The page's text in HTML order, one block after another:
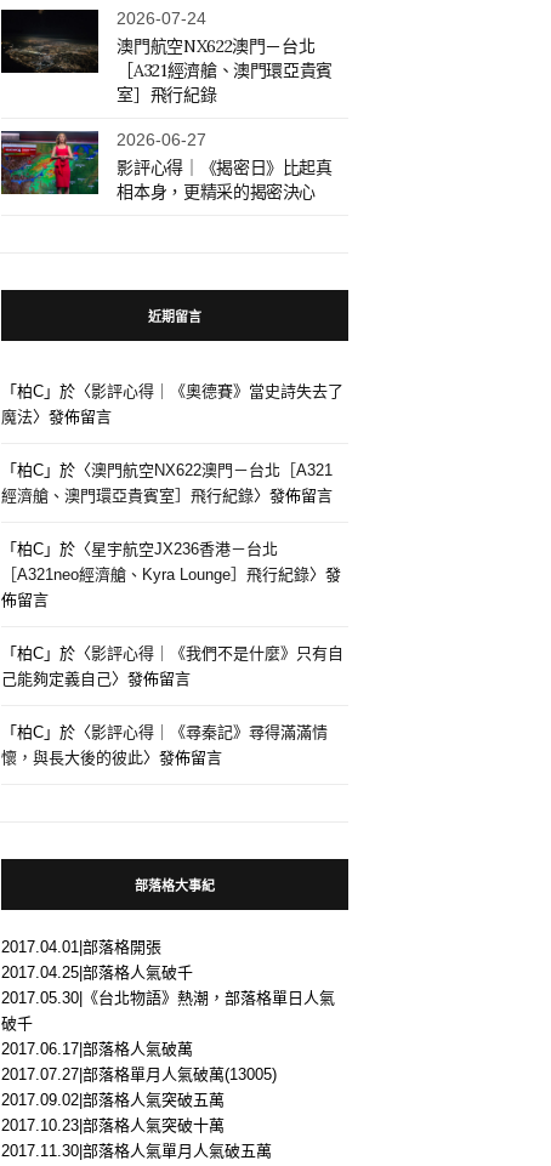
2026-07-24
澳門航空NX622澳門－台北
［A321經濟艙、澳門環亞貴賓
室］飛行紀錄
2026-06-27
影評心得｜《揭密日》比起真
相本身，更精采的揭密決心
近期留言
「柏C 」於〈影評心得｜《奧德賽》當史詩失去了
魔法〉發佈留言
「柏C 」於〈澳門航空NX622澳門－台北［A321
經濟艙、澳門環亞貴賓室］飛行紀錄〉發佈留言
「柏C 」於〈星宇航空JX236香港－台北
［A321neo經濟艙、Kyra Lounge］飛行紀錄〉發
佈留言
「柏C 」於〈影評心得｜《我們不是什麼》只有自
己能夠定義自己〉發佈留言
「柏C 」於〈影評心得｜《尋秦記》尋得滿滿情
懷，與長大後的彼此〉發佈留言
部落格大事紀
2017.04.01|部落格開張
2017.04.25|部落格人氣破千
2017.05.30|《台北物語》熱潮，部落格單日人氣
破千
2017.06.17|部落格人氣破萬
2017.07.27|部落格單月人氣破萬(13005)
2017.09.02|部落格人氣突破五萬
2017.10.23|部落格人氣突破十萬
2017.11.30|部落格人氣單月人氣破五萬